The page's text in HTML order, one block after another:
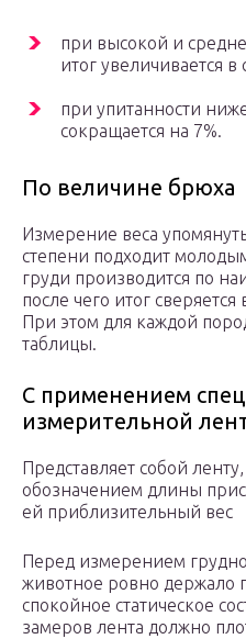
при высокой и
итог увеличивается
при упитанности
сокращается на 7%.
По величине брюха
Измерение веса
степени подходит
груди производится по
после чего итог
При этом для каждой
таблицы.
С применением
измерительной
Представляет собой
обозначением длины
ей приблизительный вес
Перед измерением
животное ровно держало
спокойное статическое
замеров лента должно